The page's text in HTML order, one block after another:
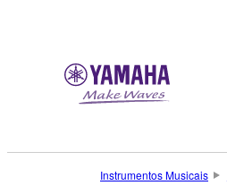
Instrumentos Musicais